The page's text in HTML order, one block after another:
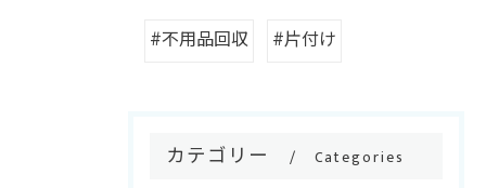
#不用品回収 #片付け
カテゴリー Categories